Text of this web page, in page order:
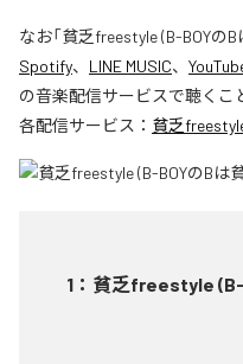
なお「貧乏freestyle (B-BOYの
Spotify、 LINE MUSIC、
の音楽配信サービスで聴くこ
各配信サービス： 貧乏
1 ： 貧乏freestyle (B-